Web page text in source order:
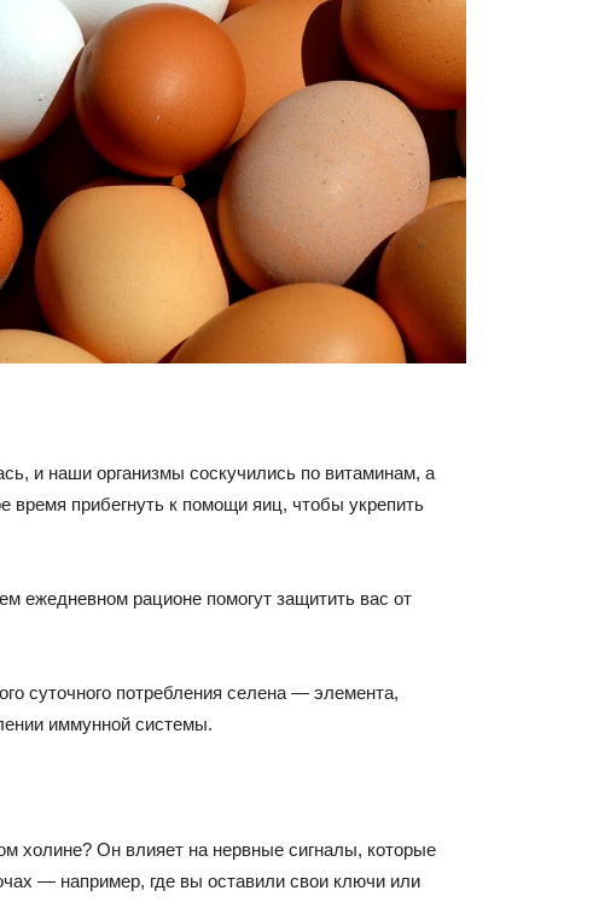
и наши организмы соскучились по витаминам, а
время прибегнуть к помощи яиц, чтобы укрепить
ежедневном рационе помогут защитить вас от
суточного потребления селена — элемента,
иммунной системы.
холине? Он влияет на нервные сигналы, которые
— например, где вы оставили свои ключи или